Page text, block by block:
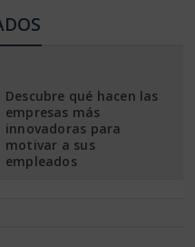
Descubre qué hacen las
empresas más
innovadoras para
motivar a sus
empleados